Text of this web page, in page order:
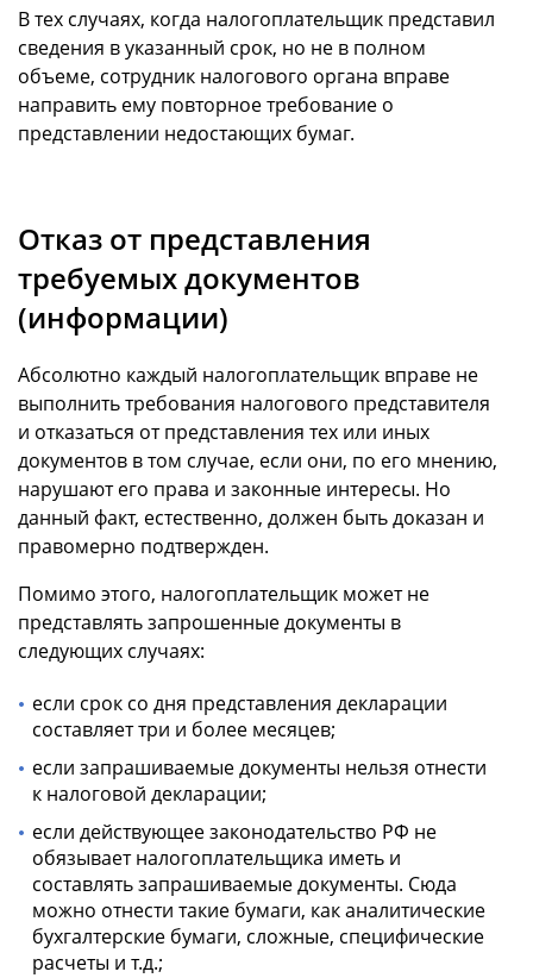
В тех случаях, когда налогоплательщик представил
сведения в указанный срок, но не в полном
объеме, сотрудник налогового органа вправе
направить ему повторное требование о
представлении недостающих бумаг.
Отказ от представления
требуемых документов
(информации)
Абсолютно каждый налогоплательщик вправе не
выполнить требования налогового представителя
и отказаться от представления тех или иных
документов в том случае, если они, по его мнению,
нарушают его права и законные интересы. Но
данный факт, естественно, должен быть доказан и
правомерно подтвержден.
Помимо этого, налогоплательщик может не
представлять запрошенные документы в
следующих случаях:
если срок со дня представления декларации
составляет три и более месяцев;
если запрашиваемые документы нельзя отнести
к налоговой декларации;
если действующее законодательство РФ не
обязывает налогоплательщика иметь и
составлять запрашиваемые документы. Сюда
можно отнести такие бумаги, как аналитические
бухгалтерские бумаги, сложные, специфические
расчеты и т.д.;